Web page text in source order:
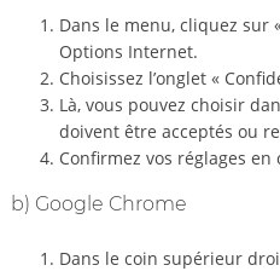
Dans le menu, cliquez sur
Options Internet.
Choisissez l’onglet «
Là, vous pouvez choisir
doivent être acceptés ou
Confirmez vos réglages en
b) Google Chrome
Dans le coin supérieur